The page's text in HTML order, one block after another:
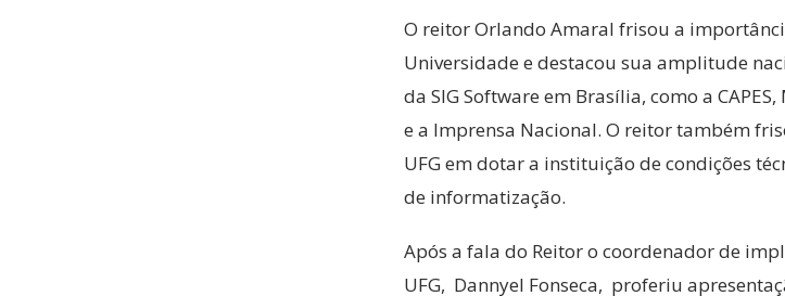
O reitor Orlando Amaral frisou a
Universidade e destacou sua amplitude
da SIG Software em Brasília, como a
e a Imprensa Nacional. O reitor também
UFG em dotar a instituição de condições
de informatização.
Após a fala do Reitor o coordenador de
UFG, Dannyel Fonseca, proferiu